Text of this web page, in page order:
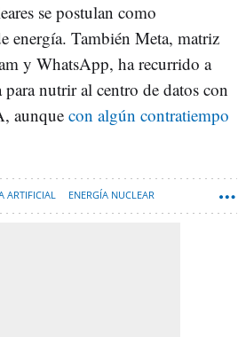
se postulan como
energía. También Meta, matriz
y WhatsApp, ha recurrido a
para nutrir al centro de datos con
aunque con algún contratiempo
ARTIFICIAL ENERGÍA NUCLEAR